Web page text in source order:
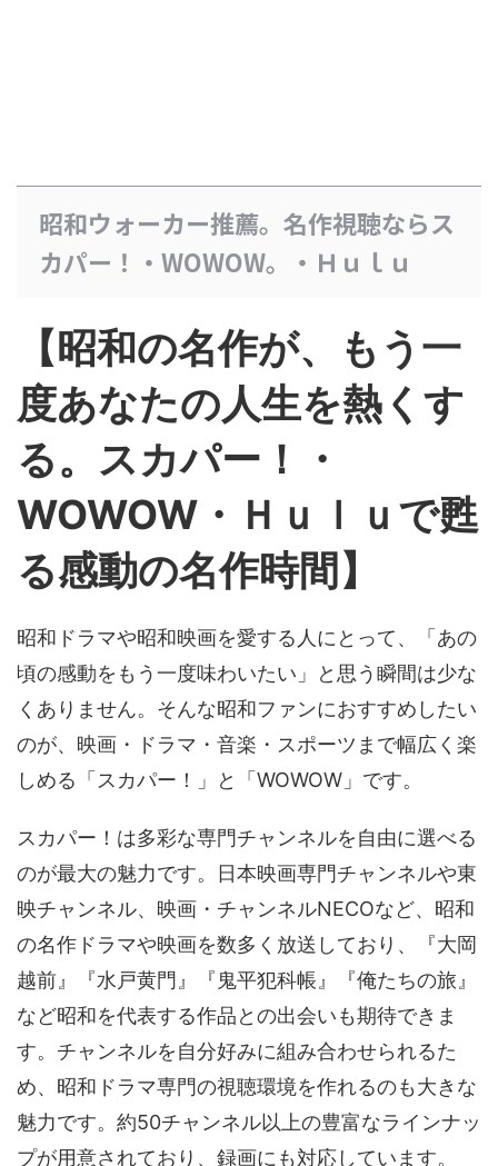
昭和ウォーカー推薦。名作視聴ならス
カパー！・WOWOW。・Ｈｕｌｕ
【昭和の名作が、もう一
度あなたの人生を熱くす
る。スカパー！・
WOWOW・Ｈｕｌｕで甦
る感動の名作時間】
昭和ドラマや昭和映画を愛する人にとって、「あの
頃の感動をもう一度味わいたい」と思う瞬間は少な
くありません。そんな昭和ファンにおすすめしたい
のが、映画・ドラマ・音楽・スポーツまで幅広く楽
しめる「スカパー！」と「WOWOW」です。
スカパー！は多彩な専門チャンネルを自由に選べる
のが最大の魅力です。日本映画専門チャンネルや東
映チャンネル、映画・チャンネルNECOなど、昭和
の名作ドラマや映画を数多く放送しており、『大岡
越前』『水戸黄門』『鬼平犯科帳』『俺たちの旅』
など昭和を代表する作品との出会いも期待できま
す。チャンネルを自分好みに組み合わせられるた
め、昭和ドラマ専門の視聴環境を作れるのも大きな
魅力です。約50チャンネル以上の豊富なラインナッ
プが用意されており、録画にも対応しています。